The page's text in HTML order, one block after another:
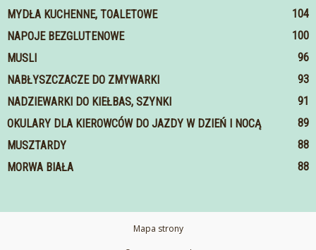
MYDŁA KUCHENNE, TOALETOWE
104
NAPOJE BEZGLUTENOWE
100
MUSLI
96
NABŁYSZCZACZE DO ZMYWARKI
93
NADZIEWARKI DO KIEŁBAS, SZYNKI
91
OKULARY DLA KIEROWCÓW DO JAZDY W DZIEŃ I NOCĄ
89
MUSZTARDY
88
MORWA BIAŁA
88
Mapa strony